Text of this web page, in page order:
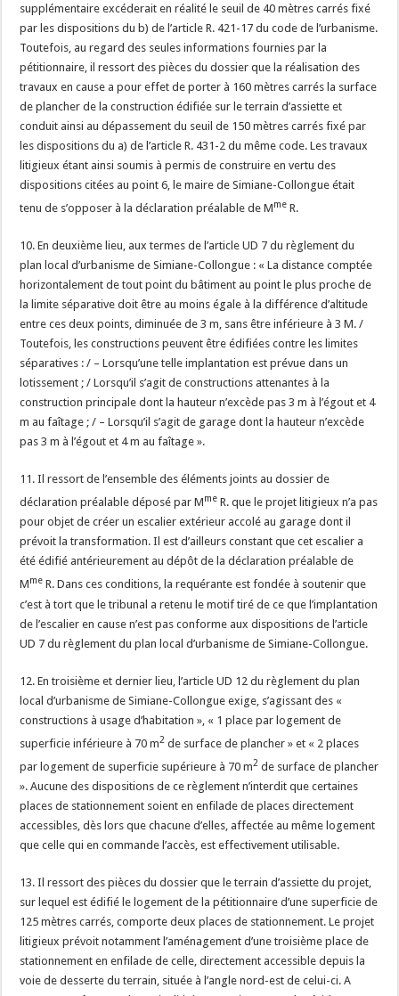
supplémentaire excéderait en réalité le seuil de 40 mètres carrés fixé
par les dispositions du b) de l’article R. 421-17 du code de l’urbanisme.
Toutefois, au regard des seules informations fournies par la
pétitionnaire, il ressort des pièces du dossier que la réalisation des
travaux en cause a pour effet de porter à 160 mètres carrés la surface
de plancher de la construction édifiée sur le terrain d’assiette et
conduit ainsi au dépassement du seuil de 150 mètres carrés fixé par
les dispositions du a) de l’article R. 431-2 du même code. Les travaux
litigieux étant ainsi soumis à permis de construire en vertu des
dispositions citées au point 6, le maire de Simiane-Collongue était
tenu de s’opposer à la déclaration préalable de Mme R.
10. En deuxième lieu, aux termes de l’article UD 7 du règlement du
plan local d’urbanisme de Simiane-Collongue : « La distance comptée
horizontalement de tout point du bâtiment au point le plus proche de
la limite séparative doit être au moins égale à la différence d’altitude
entre ces deux points, diminuée de 3 m, sans être inférieure à 3 M. /
Toutefois, les constructions peuvent être édifiées contre les limites
séparatives : / – Lorsqu’une telle implantation est prévue dans un
lotissement ; / Lorsqu’il s’agit de constructions attenantes à la
construction principale dont la hauteur n’excède pas 3 m à l’égout et 4
m au faîtage ; / – Lorsqu’il s’agit de garage dont la hauteur n’excède
pas 3 m à l’égout et 4 m au faîtage ».
11. Il ressort de l’ensemble des éléments joints au dossier de
déclaration préalable déposé par Mme R. que le projet litigieux n’a pas
pour objet de créer un escalier extérieur accolé au garage dont il
prévoit la transformation. Il est d’ailleurs constant que cet escalier a
été édifié antérieurement au dépôt de la déclaration préalable de
Mme R. Dans ces conditions, la requérante est fondée à soutenir que
c’est à tort que le tribunal a retenu le motif tiré de ce que l’implantation
de l’escalier en cause n’est pas conforme aux dispositions de l’article
UD 7 du règlement du plan local d’urbanisme de Simiane-Collongue.
12. En troisième et dernier lieu, l’article UD 12 du règlement du plan
local d’urbanisme de Simiane-Collongue exige, s’agissant des «
constructions à usage d’habitation », « 1 place par logement de
superficie inférieure à 70 m2 de surface de plancher » et « 2 places
par logement de superficie supérieure à 70 m2 de surface de plancher
». Aucune des dispositions de ce règlement n’interdit que certaines
places de stationnement soient en enfilade de places directement
accessibles, dès lors que chacune d’elles, affectée au même logement
que celle qui en commande l’accès, est effectivement utilisable.
13. Il ressort des pièces du dossier que le terrain d’assiette du projet,
sur lequel est édifié le logement de la pétitionnaire d’une superficie de
125 mètres carrés, comporte deux places de stationnement. Le projet
litigieux prévoit notamment l’aménagement d’une troisième place de
stationnement en enfilade de celle, directement accessible depuis la
voie de desserte du terrain, située à l’angle nord-est de celui-ci. A